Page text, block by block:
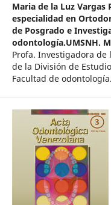
Maria de la Luz Vargas
especialidad en
de Posgrado e
odontología.UMSNH.
Profa. Investigadora de
de la División de
Facultad de